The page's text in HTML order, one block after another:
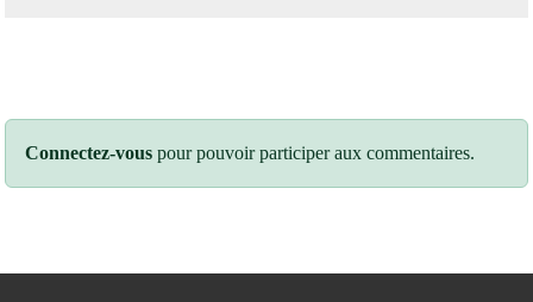
Connectez-vous pour pouvoir participer aux commentaires.